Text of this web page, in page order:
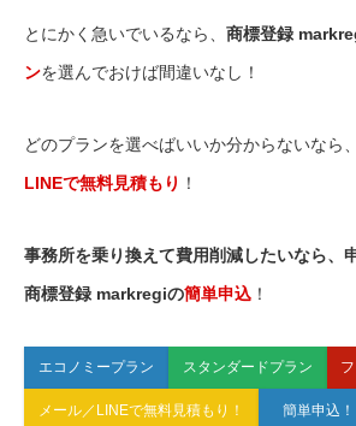
とにかく急いでいるなら、 商標登録
ンを選んでおけば間違いなし！
どのプランを選べばいいか分からないなら、
LINEで無料見積もり ！
事務所を乗り換えて費用削減したいなら、
商標登録 markregiの簡単申込 ！
エコノミープラン スタンダードプラン
メール／LINEで無料見積もり！ 簡単申込！